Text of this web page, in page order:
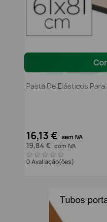
Pasta De Elásticos
16,13 € sem IVA
19,84 € com IVA
0 Avaliação(ões)